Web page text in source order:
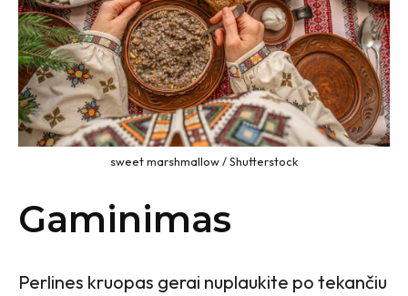
sweet marshmallow / Shutterstock
Gaminimas
Perlines kruopas gerai nuplaukite po tekančiu